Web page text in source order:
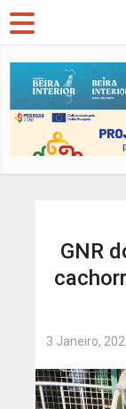
GNR
3 Janeiro,